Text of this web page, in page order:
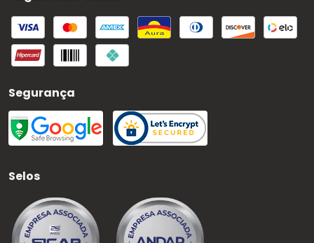
Segurança
Selos